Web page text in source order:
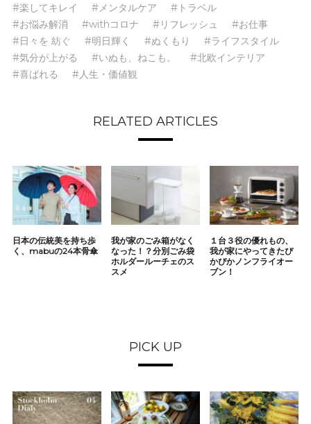
#楽してキレイ
#メンタルケア
#トラベル
#お悩み解消
#withコロナ #リフレッシュ
#お仕事
#日々を 紡ぐ
#明日輝く #ぬくもり
#ライフスタイル
#気分が上がる
#いぬも、ねこも。
#北欧インテリア
#喜ばれる
#人生・価値観
RELATED ARTICLES
日本の伝統美を持ち歩
く、mabuの24本骨傘
我が家のごみ箱がなく
なった！？分別ごみ袋
ホルダールーチェのス
スメ
１台３役の優れもの、
我が家にやってきたぴ
かぴかノンフライオー
ブン！
PICK UP